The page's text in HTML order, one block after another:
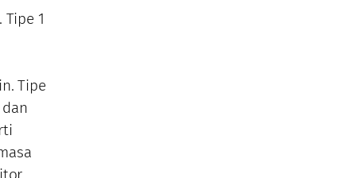
1
Tipe